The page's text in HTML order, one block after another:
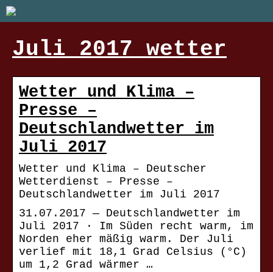
Juli 2017 wetter
Wetter und Klima –
Presse –
Deutschlandwetter im
Juli 2017
Wetter und Klima – Deutscher
Wetterdienst – Presse –
Deutschlandwetter im Juli 2017
31.07.2017 — Deutschlandwetter im
Juli 2017 · Im Süden recht warm, im
Norden eher mäßig warm. Der Juli
verlief mit 18,1 Grad Celsius (°C)
um 1,2 Grad wärmer …